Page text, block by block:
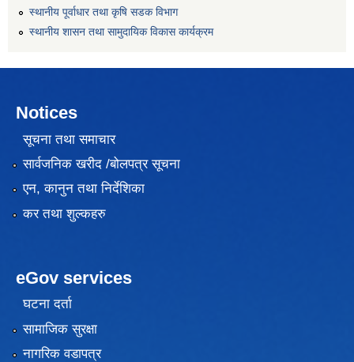
स्थानीय पूर्वाधार तथा कृषि सडक विभाग
स्थानीय शासन तथा सामुदायिक विकास कार्यक्रम
Notices
सूचना तथा समाचार
सार्वजनिक खरीद /बोलपत्र सूचना
एन, कानुन तथा निर्देशिका
कर तथा शुल्कहरु
eGov services
घटना दर्ता
सामाजिक सुरक्षा
नागरिक वडापत्र